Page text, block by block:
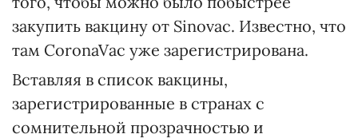
закупить вакцину от Sinovac. Известно, что
там CoronaVac уже зарегистрирована.
Вставляя в список вакцины,
зарегистрированные в странах с
сомнительной прозрачностью и